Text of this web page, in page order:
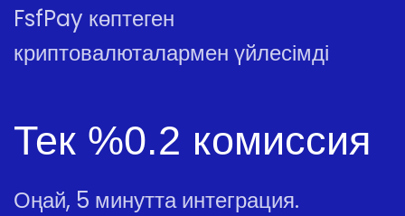
FsfPay көптеген
криптовалюталармен үйлесімді
Тек %0.2 комиссия
Оңай, 5 минутта интеграция.